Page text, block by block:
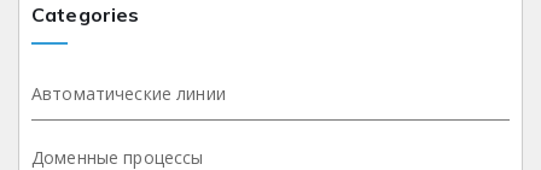
Categories
Автоматические линии
Доменные процессы